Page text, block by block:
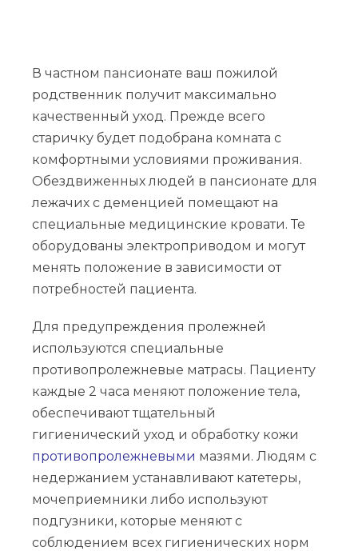
В частном пансионате ваш пожилой
родственник получит максимально
качественный уход. Прежде всего
старичку будет подобрана комната с
комфортными условиями проживания.
Обездвиженных людей в пансионате для
лежачих с деменцией помещают на
специальные медицинские кровати. Те
оборудованы электроприводом и могут
менять положение в зависимости от
потребностей пациента.
Для предупреждения пролежней
используются специальные
противопролежневые матрасы. Пациенту
каждые 2 часа меняют положение тела,
обеспечивают тщательный
гигиенический уход и обработку кожи
противопролежневыми мазями. Людям с
недержанием устанавливают катетеры,
мочеприемники либо используют
подгузники, которые меняют с
соблюдением всех гигиенических норм